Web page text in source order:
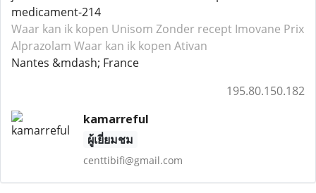
medicament-214
Waar kan ik kopen Unisom Zonder recept Imovane Prix
Alprazolam Waar kan ik kopen Ativan
Nantes &mdash; France
195.80.150.182
kamarreful
ผู้เยี่ยมชม
centtibifi@gmail.com